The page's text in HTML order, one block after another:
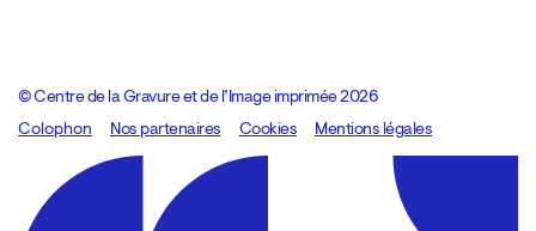
© Centre de la Gravure et de l’Image imprimée 2026
Colophon
Design:Marcel Kaczmarek, code:8080.studio
Nos partenaires Cookies Mentions légales